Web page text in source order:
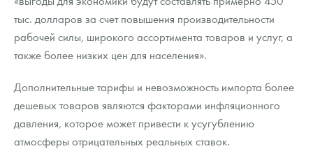
тыс. долларов за счет повышения производительности
рабочей силы, широкого ассортимента товаров и услуг, а
также более низких цен для населения».
Дополнительные тарифы и невозможность импорта более
дешевых товаров являются факторами инфляционного
давления, которое может привести к усугублению
атмосферы отрицательных реальных ставок.